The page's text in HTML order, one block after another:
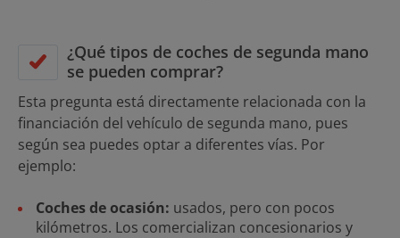
¿Qué tipos de coches de segunda mano
se pueden comprar?
Esta pregunta está directamente relacionada con la
financiación del vehículo de segunda mano, pues
según sea puedes optar a diferentes vías. Por
ejemplo:
Coches de ocasión: usados, pero con pocos
kilómetros. Los comercializan concesionarios y